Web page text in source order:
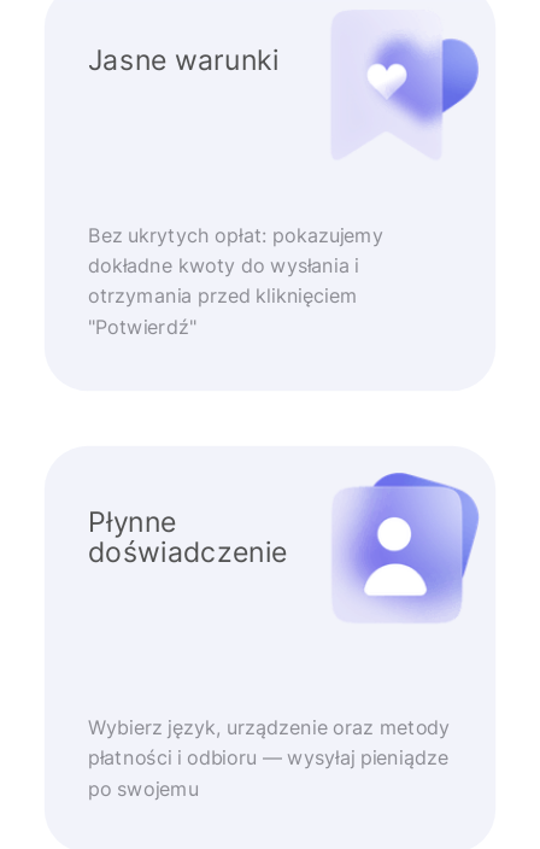
Jasne warunki
Bez ukrytych opłat: pokazujemy
dokładne kwoty do wysłania i
otrzymania przed kliknięciem
"Potwierdź"
Płynne
doświadczenie
Wybierz język, urządzenie oraz metody
płatności i odbioru — wysyłaj pieniądze
po swojemu